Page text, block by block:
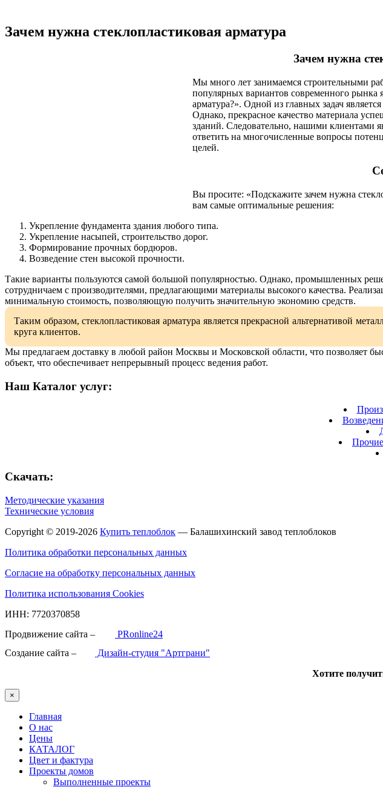
Зачем нужна стеклопластиковая арматура
Зачем нужна
Мы много лет занимаемся строительными
популярных вариантов современного рынка
арматура?». Одной из главных задач
Однако, прекрасное качество материала
зданий. Следовательно, нашими клиентами
ответить на многочисленные вопросы
целей.
Вы просите: «Подскажите зачем нужна
вам самые оптимальные решения:
Укрепление фундамента здания любого типа.
Укрепление насыпей, строительство дорог.
Формирование прочных бордюров.
Возведение стен высокой прочности.
Такие варианты пользуются самой большой популярностью. Однако, промышленных
сотрудничаем с производителями, предлагающими материалы высокого качества.
минимальную стоимость, позволяющую получить значительную экономию средств.
Таким образом, стеклопластиковая арматура является прекрасной альтернативой
круга клиентов.
Мы предлагаем доставку в любой район Москвы и Московской области, что позволяет
объект, что обеспечивает непрерывный процесс ведения работ.
Наш Каталог услуг:
Скачать:
Методические указания
Технические условия
Copyright © 2019-2026 Купить теплоблок — Балашихинский завод теплоблоков
Политика обработки персональных данных
Согласие на обработку персональных данных
Политика использования Cookies
ИНН: 7720370858
Продвижение сайта –
PRonline24
Создание сайта –
Дизайн-студия "Артграни"
Хотите
×
Главная
О нас
Цены
КАТАЛОГ
Цвет и фактура
Проекты домов
Выполненные проекты